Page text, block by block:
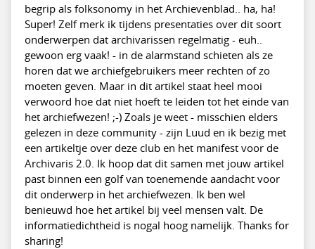
begrip als folksonomy in het Archievenblad.. ha, ha!
Super! Zelf merk ik tijdens presentaties over dit soort
onderwerpen dat archivarissen regelmatig - euh..
gewoon erg vaak! - in de alarmstand schieten als ze
horen dat we archiefgebruikers meer rechten of zo
moeten geven. Maar in dit artikel staat heel mooi
verwoord hoe dat niet hoeft te leiden tot het einde van
het archiefwezen! ;-) Zoals je weet - misschien elders
gelezen in deze community - zijn Luud en ik bezig met
een artikeltje over deze club en het manifest voor de
Archivaris 2.0. Ik hoop dat dit samen met jouw artikel
past binnen een golf van toenemende aandacht voor
dit onderwerp in het archiefwezen. Ik ben wel
benieuwd hoe het artikel bij veel mensen valt. De
informatiedichtheid is nogal hoog namelijk. Thanks for
sharing!